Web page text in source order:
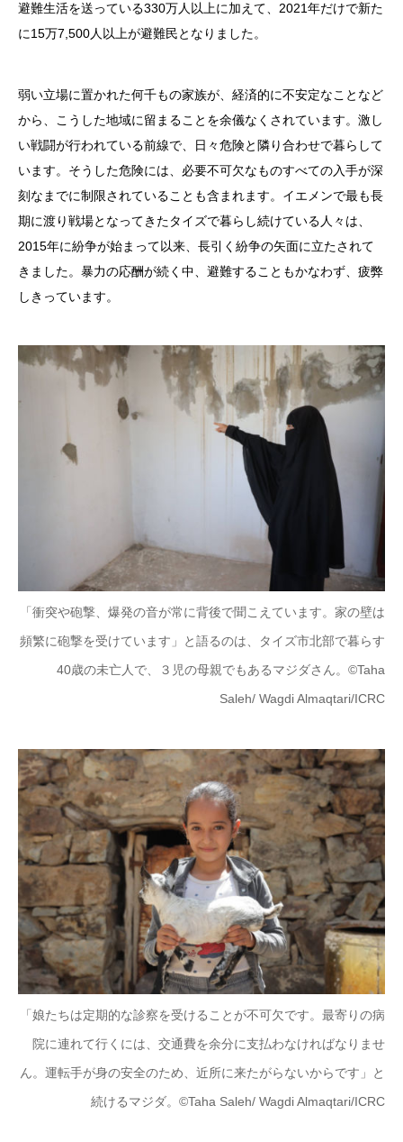
避難生活を送っている330万人以上に加えて、2021年だけで新た
に15万7,500人以上が避難民となりました。
弱い立場に置かれた何千もの家族が、経済的に不安定なことなど
から、こうした地域に留まることを余儀なくされています。激し
い戦闘が行われている前線で、日々危険と隣り合わせで暮らして
います。そうした危険には、必要不可欠なものすべての入手が深
刻なまでに制限されていることも含まれます。イエメンで最も長
期に渡り戦場となってきたタイズで暮らし続けている人々は、
2015年に紛争が始まって以来、長引く紛争の矢面に立たされて
きました。暴力の応酬が続く中、避難することもかなわず、疲弊
しきっています。
「衝突や砲撃、爆発の音が常に背後で聞こえています。家の壁は
頻繁に砲撃を受けています」と語るのは、タイズ市北部で暮らす
40歳の未亡人で、３児の母親でもあるマジダさん。 ©Taha
Saleh/ Wagdi Almaqtari/ICRC
「娘たちは定期的な診察を受けることが不可欠です。最寄りの病
院に連れて行くには、交通費を余分に支払わなければなりませ
ん。運転手が身の安全のため、近所に来たがらないからです」と
続けるマジダ。 ©Taha Saleh/ Wagdi Almaqtari/ICRC